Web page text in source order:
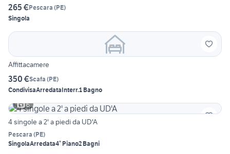
265 €Pescara (PE)
Singola
Affittacamere
350 €Scafa (PE)
CondivisaArredataInterr.1 Bagno
6
4 singole a 2' a piedi da UD'A
Pescara (PE)
SingolaArredata4° Piano2 Bagni